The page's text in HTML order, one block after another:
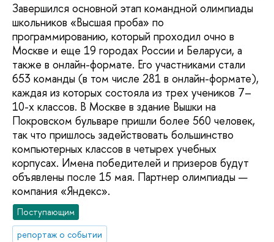
Завершился основной этап командной олимпиады
школьников «Высшая проба» по
программированию, который проходил очно в
Москве и еще 19 городах России и Беларуси, а
также в онлайн-формате. Его участниками стали
653 команды (в том числе 281 в онлайн-формате),
каждая из которых состояла из трех учеников 7–
10-х классов. В Москве в здание Вышки на
Покровском бульваре пришли более 560 человек,
так что пришлось задействовать большинство
компьютерных классов в четырех учебных
корпусах. Имена победителей и призеров будут
объявлены после 15 мая. Партнер олимпиады —
компания «Яндекс».
Поступающим
репортаж о событии